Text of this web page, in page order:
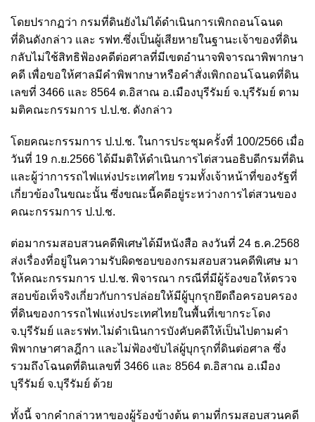
โดยปรากฏว่า กรมที่ดินยังไม่ได้ดำเนินการเพิกถอนโฉนด
ที่ดินดังกล่าว และ รฟท.ซึ่งเป็นผู้เสียหายในฐานะเจ้าของที่ดิน
กลับไม่ใช้สิทธิฟ้องคดีต่อศาลที่มีเขตอำนาจพิจารณาพิพากษา
คดี เพื่อขอให้ศาลมีคําพิพากษาหรือคำสั่งเพิกถอนโฉนดที่ดิน
เลขที่ 3466 และ 8564 ต.อิสาณ อ.เมืองบุรีรัมย์ จ.บุรีรัมย์ ตาม
มติคณะกรรมการ ป.ป.ช. ดังกล่าว
โดยคณะกรรมการ ป.ป.ช. ในการประชุมครั้งที่ 100/2566 เมื่อ
วันที่ 19 ก.ย.2566 ได้มีมติให้ดำเนินการไต่สวนอธิบดีกรมที่ดิน
และผู้ว่าการรถไฟแห่งประเทศไทย รวมทั้งเจ้าหน้าที่ของรัฐที่
เกี่ยวข้องในขณะนั้น ซึ่งขณะนี้คดีอยู่ระหว่างการไต่สวนของ
คณะกรรมการ ป.ป.ช.
ต่อมากรมสอบสวนคดีพิเศษได้มีหนังสือ ลงวันที่ 24 ธ.ค.2568
ส่งเรื่องที่อยู่ในความรับผิดชอบของกรมสอบสวนคดีพิเศษ มา
ให้คณะกรรมการ ป.ป.ช. พิจารณา กรณีที่มีผู้ร้องขอให้ตรวจ
สอบข้อเท็จริงเกี่ยวกับการปล่อยให้มีผู้บุกรุกยึดถือครอบครอง
ที่ดินของการรถไฟแห่งประเทศไทยในพื้นที่เขากระโดง
จ.บุรีรัมย์ และรฟท.ไม่ดำเนินการบังคับคดีให้เป็นไปตามคำ
พิพากษาศาลฎีกา และไม่ฟ้องขับไล่ผู้บุกรุกที่ดินต่อศาล ซึ่ง
รวมถึงโฉนดที่ดินเลขที่ 3466 และ 8564 ต.อิสาณ อ.เมือง
บุรีรัมย์ จ.บุรีรัมย์ ด้วย
ทั้งนี้ จากคำกล่าวหาของผู้ร้องข้างต้น ตามที่กรมสอบสวนคดี